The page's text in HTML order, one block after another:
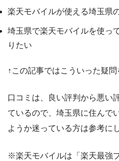
楽天モバイルが使える埼玉県
埼玉県で楽天モバイルを使っ
りたい
↑この記事ではこういった疑問
口コミは、良い評判から悪い
ているので、埼玉県に住んで
ようか迷っている方は参考に
※楽天モバイルは「楽天最強